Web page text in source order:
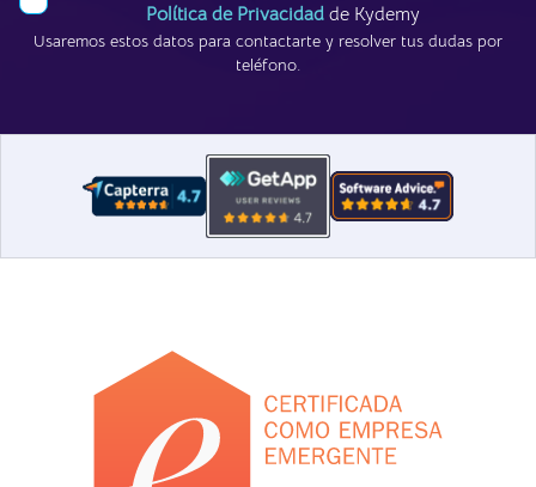
Política de Privacidadde Kydemy
Usaremos estos datos para contactarte y resolver tus dudas por
teléfono.